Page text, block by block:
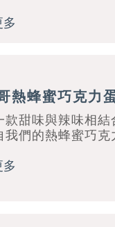
多
熱蜂蜜巧克力
款甜味與辣味相結
我們的熱蜂蜜巧克
多